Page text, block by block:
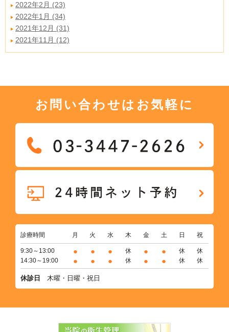
2022年2月 (23)
2022年1月 (34)
2021年12月 (31)
2021年11月 (12)
お問い合わせはお気軽に
診療時間 月 火 水 木 金 土 日 祝
9:30～13:00 ● ● ● 休 ● ● 休
休
14:30～19:00
● ● ● 休 ● ● 休 休
休診日 木曜・日曜・祝日